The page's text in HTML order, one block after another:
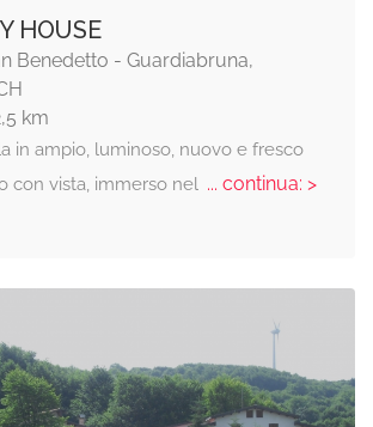
HOUSE
Benedetto - Guardiabruna,
km
in ampio, luminoso, nuovo e fresco
con vista, immerso nel... continua: >